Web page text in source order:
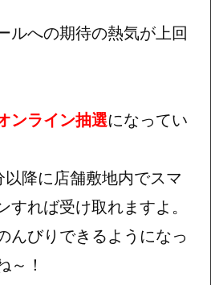
ルへの期待の熱気が上回
ンライン抽選になってい
降に店舗敷地内でスマ
れば受け取れますよ。
んびりできるようになっ
～！